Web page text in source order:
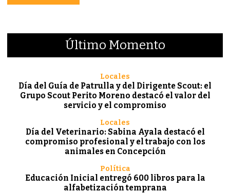
Último Momento
Día del Guía de Patrulla y del Dirigente Scout: el
Grupo Scout Perito Moreno destacó el valor del
servicio y el compromiso
Locales
Día del Veterinario: Sabina Ayala destacó el
compromiso profesional y el trabajo con los
animales en Concepción
Locales
Educación Inicial entregó 600 libros para la
alfabetización temprana
Política